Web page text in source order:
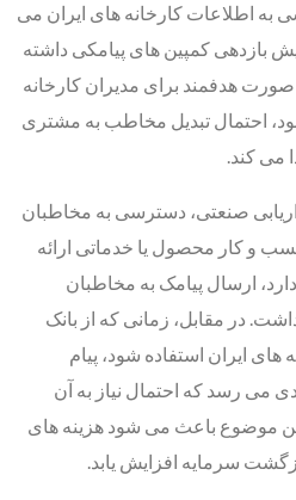
به اطلاعات کارخانه های ایران می
بازدهی کمپین های پیامکی داشته
صورت هدفمند برای مدیران کارخانه
احتمال تبدیل مخاطب به مشتری
می کند.
صنعتی، دسترسی به مخاطبان
و کار محصول یا خدماتی ارائه
ارسال پیامک به مخاطبان
در مقابل، زمانی که از بانک
های ایران استفاده شود، پیام
می رسد که احتمال نیاز به آن
موضوع باعث می شود هزینه های
سرمایه افزایش یابد.